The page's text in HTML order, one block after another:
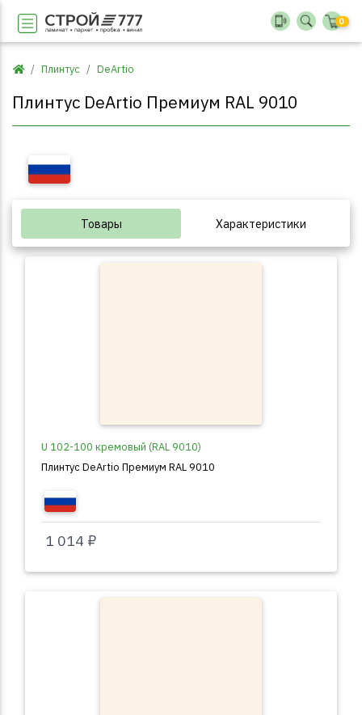
0
Плинтус DeArtio
Плинтус DeArtio Премиум RAL 9010
Товары Характеристики
U 102-100 кремовый (RAL 9010)
Плинтус DeArtio Премиум RAL 9010
1 014 ₽